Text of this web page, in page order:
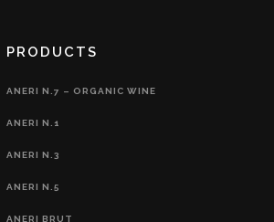
PRODUCTS
ANERI N.7 – ORGANIC WINE
ANERI N.1
ANERI N.3
ANERI N.5
ANERI BRUT